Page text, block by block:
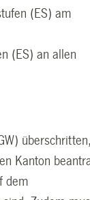
(ES) am
(ES) an allen
überschritten,
Kanton
dem